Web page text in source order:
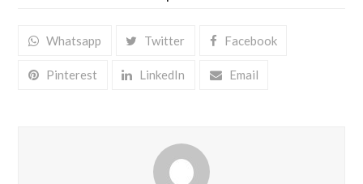
Whatsapp Twitter Facebook
Pinterest LinkedIn Email